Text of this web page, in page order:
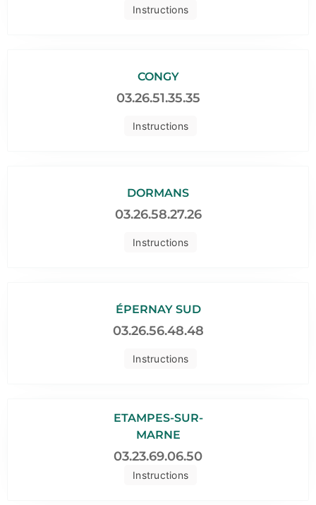
Instructions
Instructions
CONGY
03.26.51.35.35
Instructions
DORMANS
03.26.58.27.26
Instructions
ÉPERNAY SUD
03.26.56.48.48
Instructions
ETAMPES-SUR-
MARNE
03.23.69.06.50